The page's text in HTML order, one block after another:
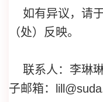
如有异议，请
（处）反映。
联系人：李琳
子邮箱：